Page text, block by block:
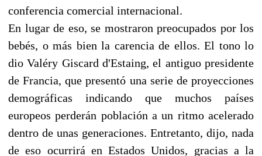
conferencia comercial internacional.
En lugar de eso, se mostraron preocupados por los
bebés, o más bien la carencia de ellos. El tono lo
dio Valéry Giscard d'Estaing, el antiguo presidente
de Francia, que presentó una serie de proyecciones
demográficas indicando que muchos países
europeos perderán población a un ritmo acelerado
dentro de unas generaciones. Entretanto, dijo, nada
de eso ocurrirá en Estados Unidos, gracias a la